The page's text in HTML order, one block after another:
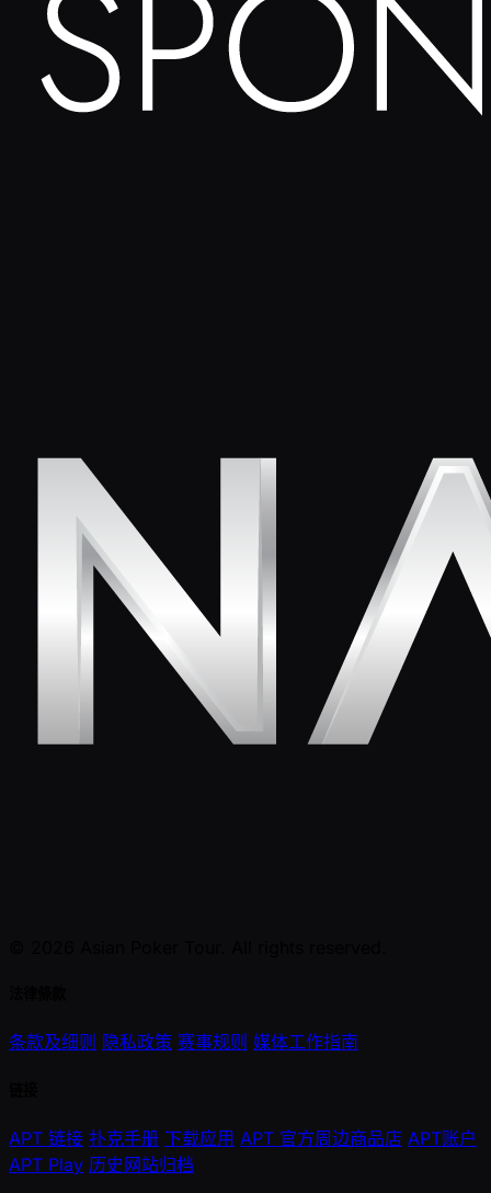
条款及细则 隐私政策 赛事规则 媒体工作指南
APT 链接 扑克手册 下载应用 APT 官方周边商品店 APT账户
APT Play 历史网站归档